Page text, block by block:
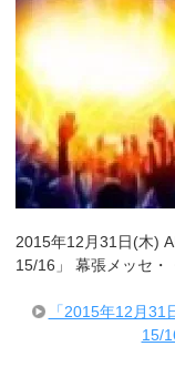
2015年12月31日(木)
15/16」 幕張メッセ・
「2015年12月
15/